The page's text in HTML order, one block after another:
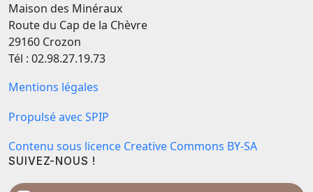
Maison des Minéraux
Route du Cap de la Chèvre
29160 Crozon
Tél : 02.98.27.19.73
Mentions légales
Propulsé avec SPIP
Contenu sous licence Creative Commons BY-SA
SUIVEZ-NOUS !